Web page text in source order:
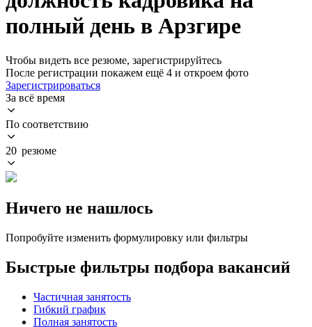
полный день в Арзгире
Чтобы видеть все резюме, зарегистрируйтесь
После регистрации покажем ещё 4 и откроем фото
Зарегистрироваться
За всё время
По соответствию
20 резюме
Ничего не нашлось
Попробуйте изменить формулировку или фильтры
Быстрые фильтры подбора вакансий
Частичная занятость
Гибкий график
Полная занятость